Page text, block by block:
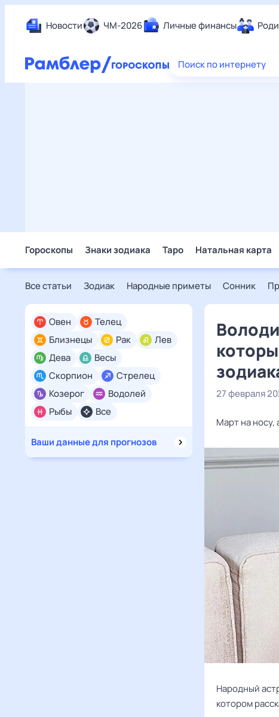
Новости ЧМ-2026 Личные финансы
Еда
Поиск по интернету
Гороскопы Знаки зодиака Таро Натальная карта
Все статьи Зодиак Народные приметы Сонник
Все
Овен
Телец
Близнецы
Рак
Лев
Дева
Весы
Скорпион
Стрелец
Козерог
Водолей
Рыбы
Ваши данные для прогнозов
27 февраля
Март на носу,
Народный
котором